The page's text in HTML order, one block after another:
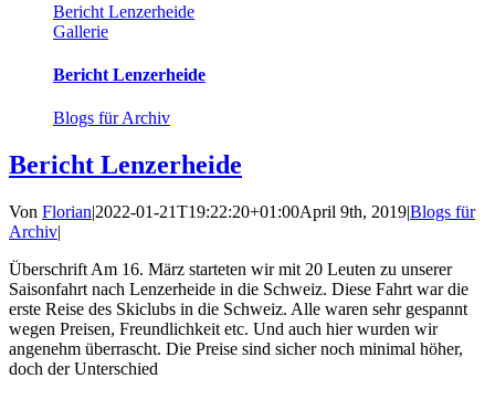
Bericht Lenzerheide
Gallerie
Bericht Lenzerheide
Blogs für Archiv
Bericht Lenzerheide
Von Florian|2022-01-21T19:22:20+01:00April 9th, 2019|Blogs für
Archiv|
Überschrift Am 16. März starteten wir mit 20 Leuten zu unserer
Saisonfahrt nach Lenzerheide in die Schweiz. Diese Fahrt war die
erste Reise des Skiclubs in die Schweiz. Alle waren sehr gespannt
wegen Preisen, Freundlichkeit etc. Und auch hier wurden wir
angenehm überrascht. Die Preise sind sicher noch minimal höher,
doch der Unterschied